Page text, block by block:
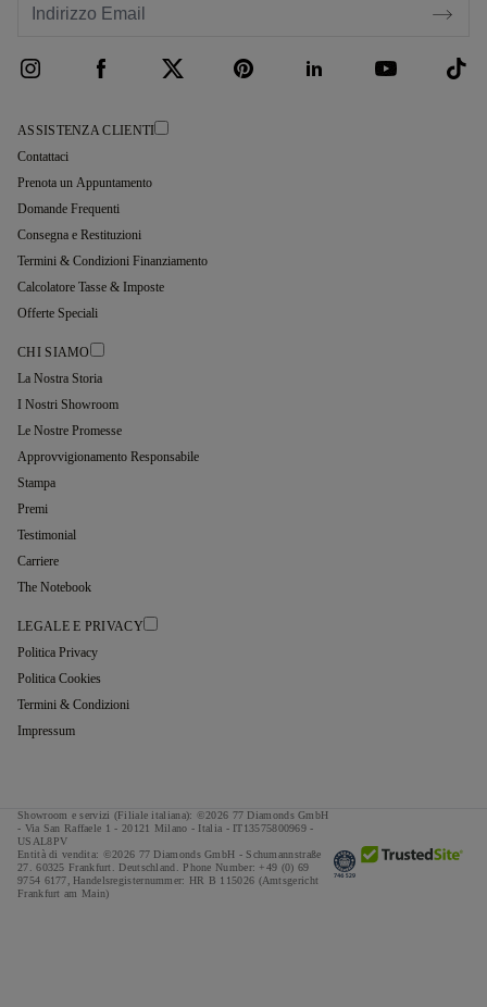
ASSISTENZA CLIENTI
Contattaci
Prenota un Appuntamento
Domande Frequenti
Consegna e Restituzioni
Termini & Condizioni Finanziamento
Calcolatore Tasse & Imposte
Offerte Speciali
CHI SIAMO
La Nostra Storia
I Nostri Showroom
Le Nostre Promesse
Approvvigionamento Responsabile
Stampa
Premi
Testimonial
Carriere
The Notebook
LEGALE E PRIVACY
Politica Privacy
Politica Cookies
Termini & Condizioni
Impressum
Showroom e servizi (Filiale italiana): ©2026 77 Diamonds GmbH
- Via San Raffaele 1 - 20121 Milano - Italia - IT13575800969 -
USAL8PV
Entità di vendita: ©2026 77 Diamonds GmbH - Schumannstraße
27. 60325 Frankfurt. Deutschland. Phone Number: +49 (0) 69
9754 6177, Handelsregisternummer: HR B 115026 (Amtsgericht
Frankfurt am Main)